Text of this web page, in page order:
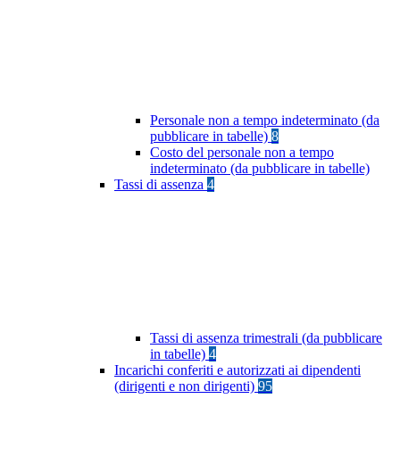
Personale non a tempo indeterminato (da
pubblicare in tabelle) 8
Costo del personale non a tempo
indeterminato (da pubblicare in tabelle)
Tassi di assenza 4
Tassi di assenza trimestrali (da pubblicare
in tabelle) 4
Incarichi conferiti e autorizzati ai dipendenti
(dirigenti e non dirigenti) 95